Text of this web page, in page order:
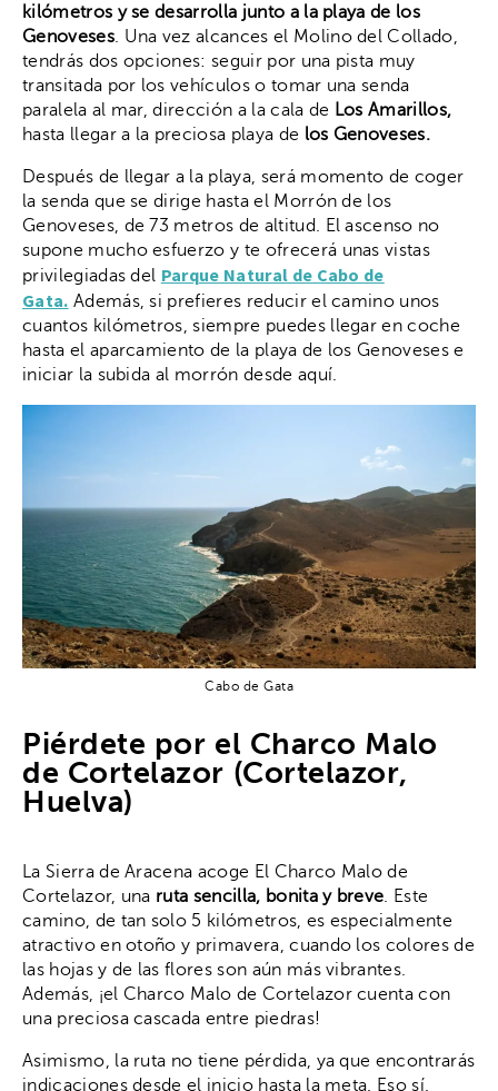
kilómetros y se desarrolla junto a la playa de los
Genoveses. Una vez alcances el Molino del Collado,
tendrás dos opciones: seguir por una pista muy
transitada por los vehículos o tomar una senda
paralela al mar, dirección a la cala de Los Amarillos,
hasta llegar a la preciosa playa de los Genoveses.
Después de llegar a la playa, será momento de coger
la senda que se dirige hasta el Morrón de los
Genoveses, de 73 metros de altitud. El ascenso no
supone mucho esfuerzo y te ofrecerá unas vistas
privilegiadas del Parque Natural de Cabo de
Gata. Además, si prefieres reducir el camino unos
cuantos kilómetros, siempre puedes llegar en coche
hasta el aparcamiento de la playa de los Genoveses e
iniciar la subida al morrón desde aquí.
Cabo de Gata
Piérdete por el Charco Malo
de Cortelazor (Cortelazor,
Huelva)
La Sierra de Aracena acoge El Charco Malo de
Cortelazor, una ruta sencilla, bonita y breve. Este
camino, de tan solo 5 kilómetros, es especialmente
atractivo en otoño y primavera, cuando los colores de
las hojas y de las flores son aún más vibrantes.
Además, ¡el Charco Malo de Cortelazor cuenta con
una preciosa cascada entre piedras!
Asimismo, la ruta no tiene pérdida, ya que encontrarás
indicaciones desde el inicio hasta la meta. Eso sí.